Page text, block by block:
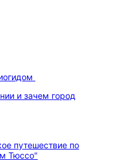
и зачем город